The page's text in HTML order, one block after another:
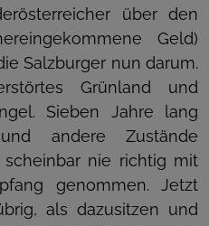
über den
Geld)
Salzburger nun darum.
Grünland und
Sieben Jahre lang
andere Zustände
scheinbar nie richtig mit
genommen. Jetzt
als dazusitzen und